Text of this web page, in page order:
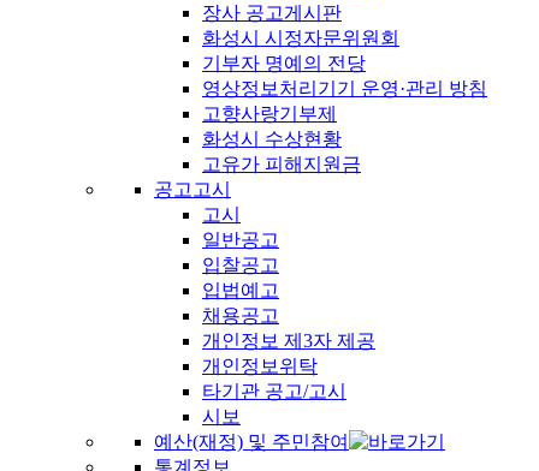
장사 공고게시판
화성시 시정자문위원회
기부자 명예의 전당
영상정보처리기기 운영·관리 방침
고향사랑기부제
화성시 수상현황
고유가 피해지원금
공고고시
고시
일반공고
입찰공고
입법예고
채용공고
개인정보 제3자 제공
개인정보위탁
타기관 공고/고시
시보
예산(재정) 및 주민참여